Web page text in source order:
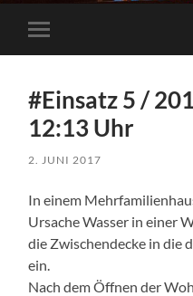
Mobile-
Menü
#Einsatz 5 /
12:13 Uhr
2. JUNI 2017
In einem
Ursache Wasser in einer
die Zwischendecke in die
ein.
Nach dem Öffnen der